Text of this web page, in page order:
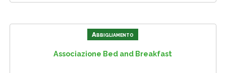
Abbigliamento
Associazione Bed and Breakfast